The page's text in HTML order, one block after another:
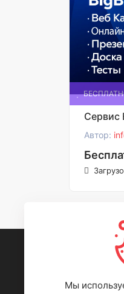
Сервис
Автор:
ИП Быков
ИНН
Мы